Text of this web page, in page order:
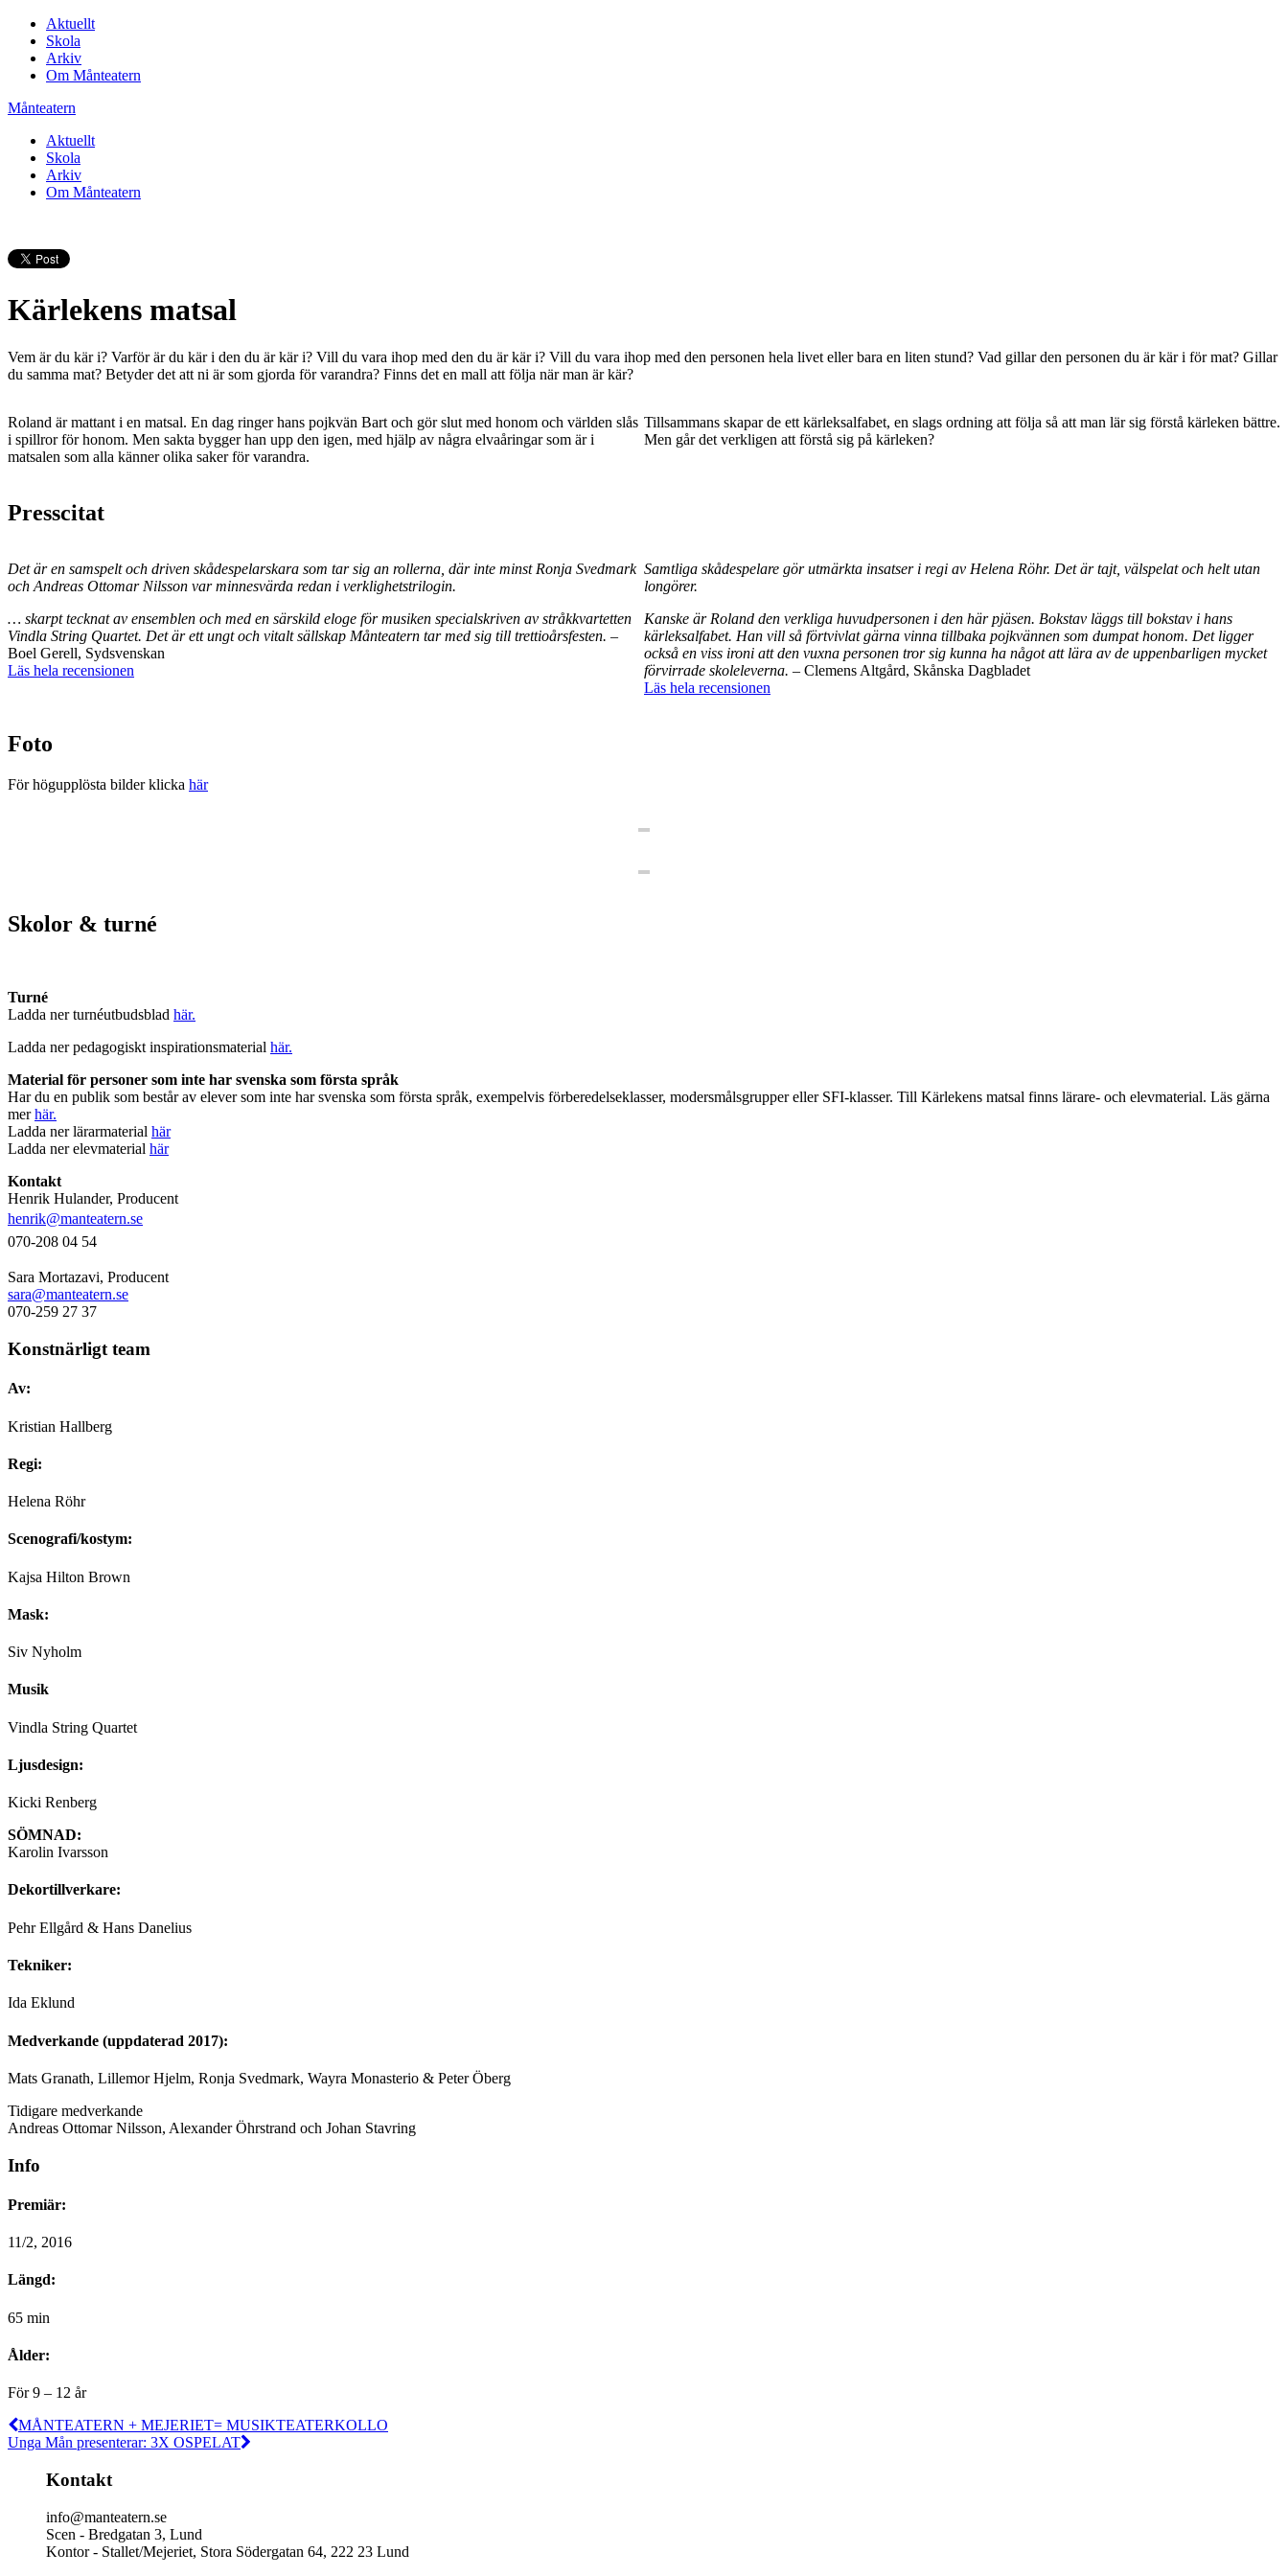
Aktuellt
Skola
Arkiv
Om Månteatern
Månteatern
Aktuellt
Skola
Arkiv
Om Månteatern
Kärlekens matsal
Vem är du kär i? Varför är du kär i den du är kär i? Vill du vara ihop med den du är kär i? Vill du vara ihop med den personen hela livet eller bara en liten stund? Vad gillar den personen du är kär i för mat? Gillar
du samma mat? Betyder det att ni är som gjorda för varandra? Finns det en mall att följa när man är kär?
Roland är mattant i en matsal. En dag ringer hans pojkvän Bart och gör slut med honom och världen slås
i spillror för honom. Men sakta bygger han upp den igen, med hjälp av några elvaåringar som är i
matsalen som alla känner olika saker för varandra.
Tillsammans skapar de ett kärleksalfabet, en slags ordning att följa så att man lär sig förstå kärleken bättre.
Men går det verkligen att förstå sig på kärleken?
Presscitat
Det är en samspelt och driven skådespelarskara som tar sig an rollerna, där inte minst Ronja Svedmark
och Andreas Ottomar Nilsson var minnesvärda redan i verklighetstrilogin.
… skarpt tecknat av ensemblen och med en särskild eloge för musiken specialskriven av stråkkvartetten
Vindla String Quartet. Det är ett ungt och vitalt sällskap Månteatern tar med sig till trettioårsfesten. –
Boel Gerell, Sydsvenskan
Läs hela recensionen
Samtliga skådespelare gör utmärkta insatser i regi av Helena Röhr. Det är tajt, välspelat och helt utan
longörer.
Kanske är Roland den verkliga huvudpersonen i den här pjäsen. Bokstav läggs till bokstav i hans
kärleksalfabet. Han vill så förtvivlat gärna vinna tillbaka pojkvännen som dumpat honom. Det ligger
också en viss ironi att den vuxna personen tror sig kunna ha något att lära av de uppenbarligen mycket
förvirrade skoleleverna. – Clemens Altgård, Skånska Dagbladet
Läs hela recensionen
Foto
För högupplösta bilder klicka här
Skolor & turné
Turné
Ladda ner turnéutbudsblad här.
Ladda ner pedagogiskt inspirationsmaterial här.
Material för personer som inte har svenska som första språk
Har du en publik som består av elever som inte har svenska som första språk, exempelvis förberedelseklasser, modersmålsgrupper eller SFI-klasser. Till Kärlekens matsal finns lärare- och elevmaterial. Läs gärna
merhär.
Ladda ner lärarmaterial här
Ladda ner elevmaterial här
Kontakt
Henrik Hulander, Producent
henrik@manteatern.se
070-208 04 54
Sara Mortazavi, Producent
sara@manteatern.se
070-259 27 37
Konstnärligt team
Av:
Kristian Hallberg
Regi:
Helena Röhr
Scenografi/kostym:
Kajsa Hilton Brown
Mask:
Siv Nyholm
Musik
Vindla String Quartet
Ljusdesign:
Kicki Renberg
SÖMNAD:
Karolin Ivarsson
Dekortillverkare:
Pehr Ellgård & Hans Danelius
Tekniker:
Ida Eklund
Medverkande (uppdaterad 2017):
Mats Granath, Lillemor Hjelm, Ronja Svedmark, Wayra Monasterio & Peter Öberg
Tidigare medverkande
Andreas Ottomar Nilsson, Alexander Öhrstrand och Johan Stavring
Info
Premiär:
11/2, 2016
Längd:
65 min
Ålder:
För 9 – 12 år
MÅNTEATERN + MEJERIET= MUSIKTEATERKOLLO
Unga Mån presenterar: 3X OSPELAT
Kontakt
info@manteatern.se
Scen - Bredgatan 3, Lund
Kontor - Stallet/Mejeriet, Stora Södergatan 64, 222 23 Lund